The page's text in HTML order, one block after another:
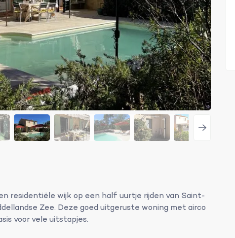
residentiële wijk op een half uurtje rijden van Saint-
Zee. Deze goed uitgeruste woning met airco
voor vele uitstapjes.